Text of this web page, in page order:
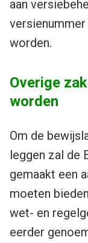
aan
worden.
Overige
worden
Om de
leggen zal de
gemaakt een
moeten
wet- en
eerder